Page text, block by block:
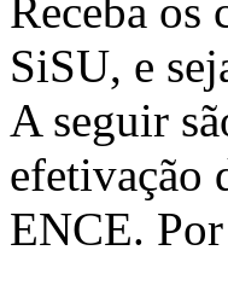
Receba os
SiSU, e
A seguir
efetivação
ENCE.